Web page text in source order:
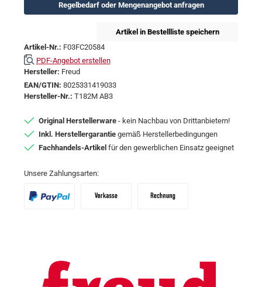
Regelbedarf oder Mengenangebot anfragen
Artikel in Bestellliste speichern
Artikel-Nr.: F03FC20584
PDF-Angebot erstellen
Hersteller: Freud
EAN/GTIN: 8025331419033
Hersteller-Nr.: T182M AB3
Original Herstellerware - kein Nachbau von Drittanbietern!
Inkl. Herstellergarantie gemäß Herstellerbedingungen
Fachhandels-Artikel für den gewerblichen Einsatz geeignet
Unsere Zahlungsarten: